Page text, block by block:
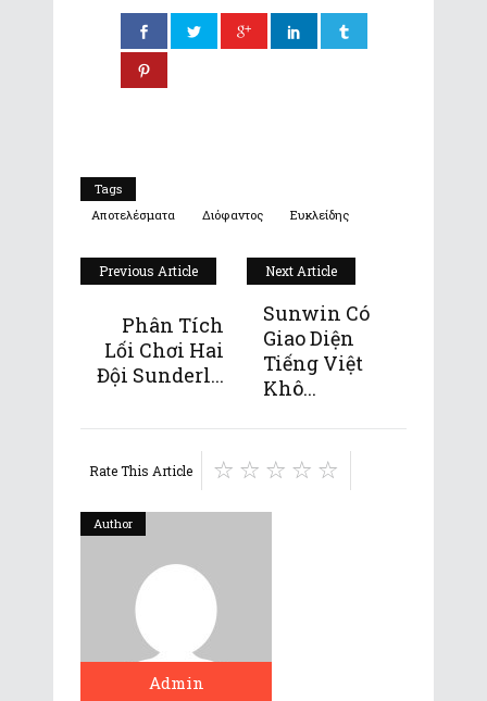
Tags
Αποτελέσματα
Διόφαντος Ευκλείδης
Previous Article
Phân Tích
Lối Chơi Hai
Đội Sunderl...
Next Article
Sunwin Có
Giao Diện
Tiếng Việt
Khô...
Rate This Article
Author
Admin